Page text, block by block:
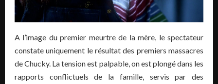
A l’image du premier meurtre de la mère, le spectateur
constate uniquement le résultat des premiers massacres
de Chucky. La tension est palpable, on est plongé dans les
rapports conflictuels de la famille, servis par des